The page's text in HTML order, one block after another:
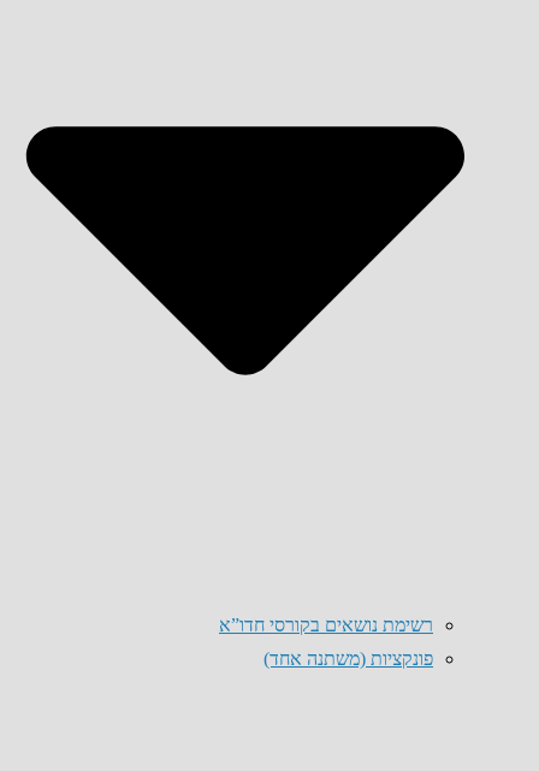
רשימת נושאים בקורסי חדו”א
פונקציות (משתנה אחד)